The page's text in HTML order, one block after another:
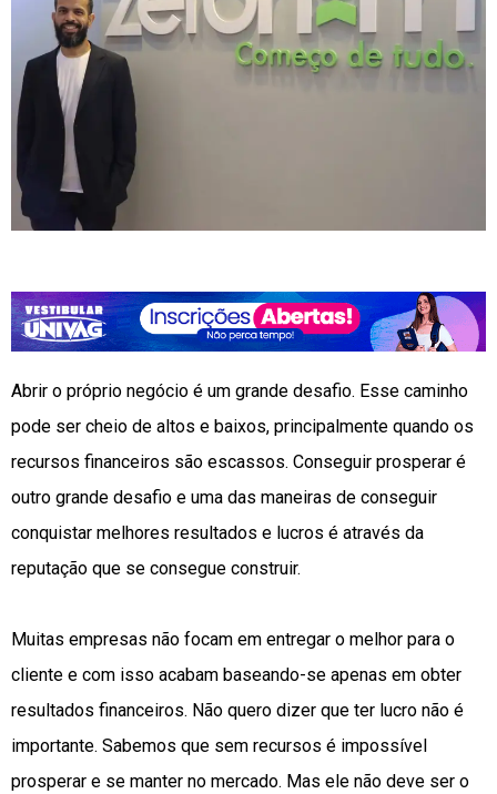
Abrir o próprio negócio é um grande desafio. Esse caminho
pode ser cheio de altos e baixos, principalmente quando os
recursos financeiros são escassos. Conseguir prosperar é
outro grande desafio e uma das maneiras de conseguir
conquistar melhores resultados e lucros é através da
reputação que se consegue construir.
Muitas empresas não focam em entregar o melhor para o
cliente e com isso acabam baseando-se apenas em obter
resultados financeiros. Não quero dizer que ter lucro não é
importante. Sabemos que sem recursos é impossível
prosperar e se manter no mercado. Mas ele não deve ser o